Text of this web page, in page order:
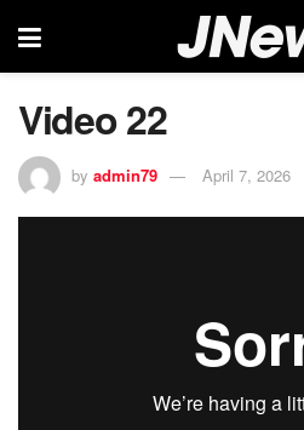
Video 22
by admin79 April 7, 2026